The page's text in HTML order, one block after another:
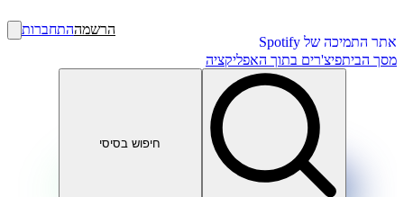
אתר התמיכה של Spotify
הרשמההתחברות
מסך הביתפיצ'רים בתוך האפליקציה
חיפוש בסיסי